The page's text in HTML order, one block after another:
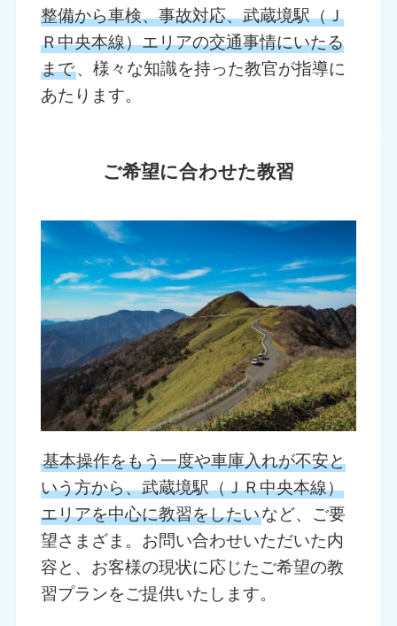
整備から車検、事故対応、武蔵境駅（Ｊ
Ｒ中央本線）エリアの交通事情にいたる
まで、様々な知識を持った教官が指導に
あたります。
ご希望に合わせた教習
基本操作をもう一度や車庫入れが不安と
いう方から、武蔵境駅（ＪＲ中央本線）
エリアを中心に教習をしたいなど、ご要
望さまざま。お問い合わせいただいた内
容と、お客様の現状に応じたご希望の教
習プランをご提供いたします。